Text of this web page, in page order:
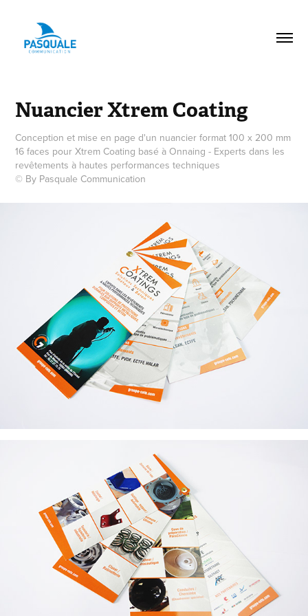
Nuancier Xtrem Coating
Conception et mise en page d'un nuancier format 100 x 200 mm
16 faces pour Xtrem Coating basé à Onnaing - Experts dans les
revêtements à hautes performances techniques
© By Pasquale Communication